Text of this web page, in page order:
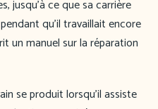
jusqu’à ce que sa carrière
qu’il travaillait encore
un manuel sur la réparation
se produit lorsqu’il assiste